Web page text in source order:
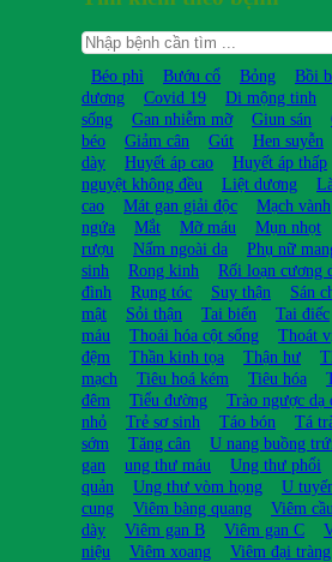
Béo phì Bướu cổ Bỏng Bồi
dương
Covid 19 Di mộng tinh
sống
Gan nhiễm mỡ Giun sán
béo
Giảm cân Gút Hen suyễn
dày
Huyết áp cao Huyết áp thấp
nguyệt không đều
Liệt dương
cao
Mát gan giải độc Mạch vành
ngứa
Mắt Mỡ máu Mụn nhọt
rượu
Nấm ngoài da Phụ nữ
sinh
Rong kinh Rối loạn cương
đình
Rụng tóc Suy thận Sán
mật
Sỏi thận Tai biến Tai điếc
máu
Thoái hóa cột sống Thoát
đệm
Thần kinh tọa Thận hư
mạch
Tiêu hoá kém Tiêu hóa
đêm
Tiểu đường Trào ngược dạ
nhỏ
Trẻ sơ sinh Táo bón Tá
sớm
Tăng cân U nang buồng
gan
ung thư máu Ung thư phổi
quản
Ung thư vòm họng U
cung
Viêm bàng quang Viêm
dày
Viêm gan B Viêm gan C
niệu
Viêm xoang Viêm đại tràng